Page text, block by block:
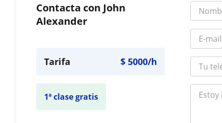
Contacta con John
Alexander
Tarifa $5000/h
1ª clase gratis